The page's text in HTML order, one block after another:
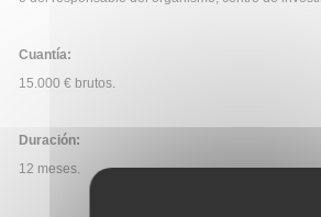
Cuantía:
15.000 € brutos.
Duración:
12 meses.